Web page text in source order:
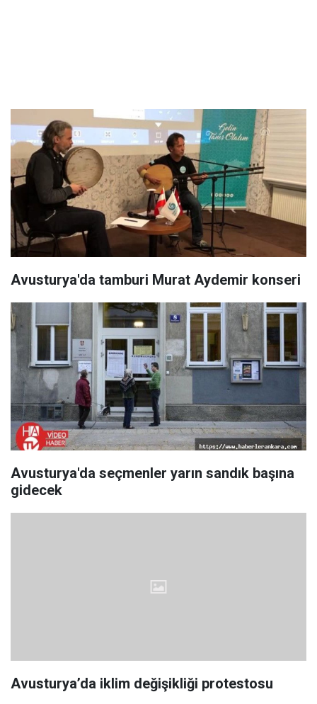
Avusturya'da tamburi Murat Aydemir konseri
Avusturya'da seçmenler yarın sandık başına
gidecek
Avusturya’da iklim değişikliği protestosu